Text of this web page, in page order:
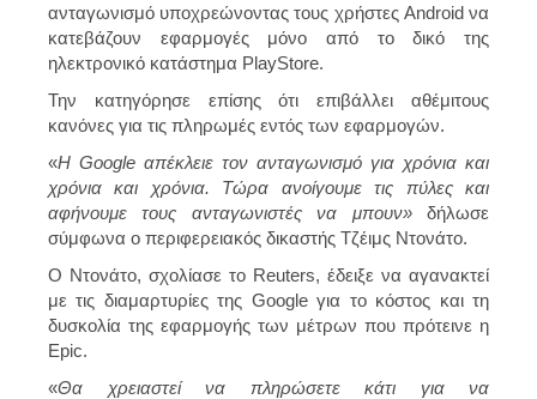
ανταγωνισμό υποχρεώνοντας τους χρήστες Android να
κατεβάζουν εφαρμογές μόνο από το δικό της
ηλεκτρονικό κατάστημα PlayStore.
Την κατηγόρησε επίσης ότι επιβάλλει αθέμιτους
κανόνες για τις πληρωμές εντός των εφαρμογών.
«Η Google απέκλειε τον ανταγωνισμό για χρόνια και
χρόνια και χρόνια. Τώρα ανοίγουμε τις πύλες και
αφήνουμε τους ανταγωνιστές να μπουν»δήλωσε
σύμφωνα o περιφερειακός δικαστής Τζέιμς Ντονάτο.
Ο Ντονάτο, σχολίασε το Reuters, έδειξε να αγανακτεί
με τις διαμαρτυρίες της Google για το κόστος και τη
δυσκολία της εφαρμογής των μέτρων που πρότεινε η
Epic.
«Θα χρειαστεί να πληρώσετε κάτι για να